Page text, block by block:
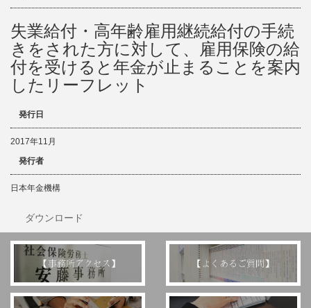
失業給付・高年齢雇用継続給付の手続
きをされた方に対して、雇用保険の給
付を受けると年金が止まることを案内
したリーフレット
発行日
2017年11月
発行者
日本年金機構
ダウンロード